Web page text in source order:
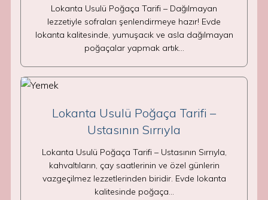
Lokanta Usulü Poğaça Tarifi – Dağılmayan
lezzetiyle sofraları şenlendirmeye hazır! Evde
lokanta kalitesinde, yumuşacık ve asla dağılmayan
poğaçalar yapmak artık…
Lokanta Usulü Poğaça Tarifi –
Ustasının Sırrıyla
Lokanta Usulü Poğaça Tarifi – Ustasının Sırrıyla,
kahvaltıların, çay saatlerinin ve özel günlerin
vazgeçilmez lezzetlerinden biridir. Evde lokanta
kalitesinde poğaça…